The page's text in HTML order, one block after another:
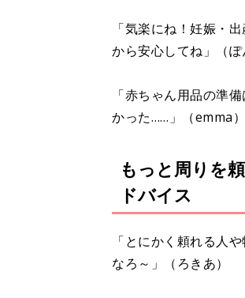
「気楽にね！妊娠・
から安心してね」（ぽ
「赤ちゃん用品の準
かった……」（emma）
もっと周りを
ドバイス
「とにかく頼れる人
なろ～」（ろきあ）